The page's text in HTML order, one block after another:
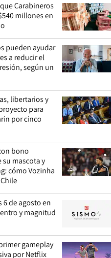
Carabineros
millones en
pueden ayudar
a reducir el
según un
libertarios y
para
por cinco
bono
mascota y
cómo Vozinha
6 de agosto en
y magnitud
gameplay
por Netflix